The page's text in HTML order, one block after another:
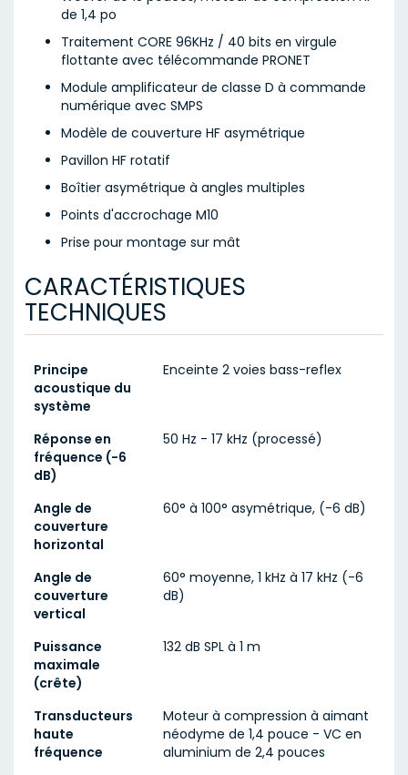
de 1,4 po
Traitement CORE 96KHz / 40 bits en virgule
flottante avec télécommande PRONET
Module amplificateur de classe D à commande
numérique avec SMPS
Modèle de couverture HF asymétrique
Pavillon HF rotatif
Boîtier asymétrique à angles multiples
Points d'accrochage M10
Prise pour montage sur mât
CARACTÉRISTIQUES
TECHNIQUES
Principe
acoustique du
système
Enceinte 2 voies bass-reflex
Réponse en
fréquence (-6
dB)
50 Hz - 17 kHz (processé)
Angle de
couverture
horizontal
60° à 100° asymétrique, (-6 dB)
Angle de
couverture
vertical
60° moyenne, 1 kHz à 17 kHz (-6
dB)
Puissance
maximale
(crête)
132 dB SPL à 1 m
Transducteurs
haute
fréquence
Moteur à compression à aimant
néodyme de 1,4 pouce - VC en
aluminium de 2,4 pouces